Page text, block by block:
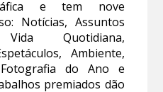
e tem nove
Notícias, Assuntos
Vida Quotidiana,
Ambiente,
do Ano e
premiados dão